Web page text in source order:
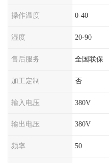
操作温度 0-40
湿度 20-90
售后服务 全国联保
加工定制 否
输入电压 380V
输出电压 380V
频率 50